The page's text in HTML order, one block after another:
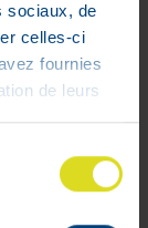
sociaux, de
celles-ci
fournies
de leurs